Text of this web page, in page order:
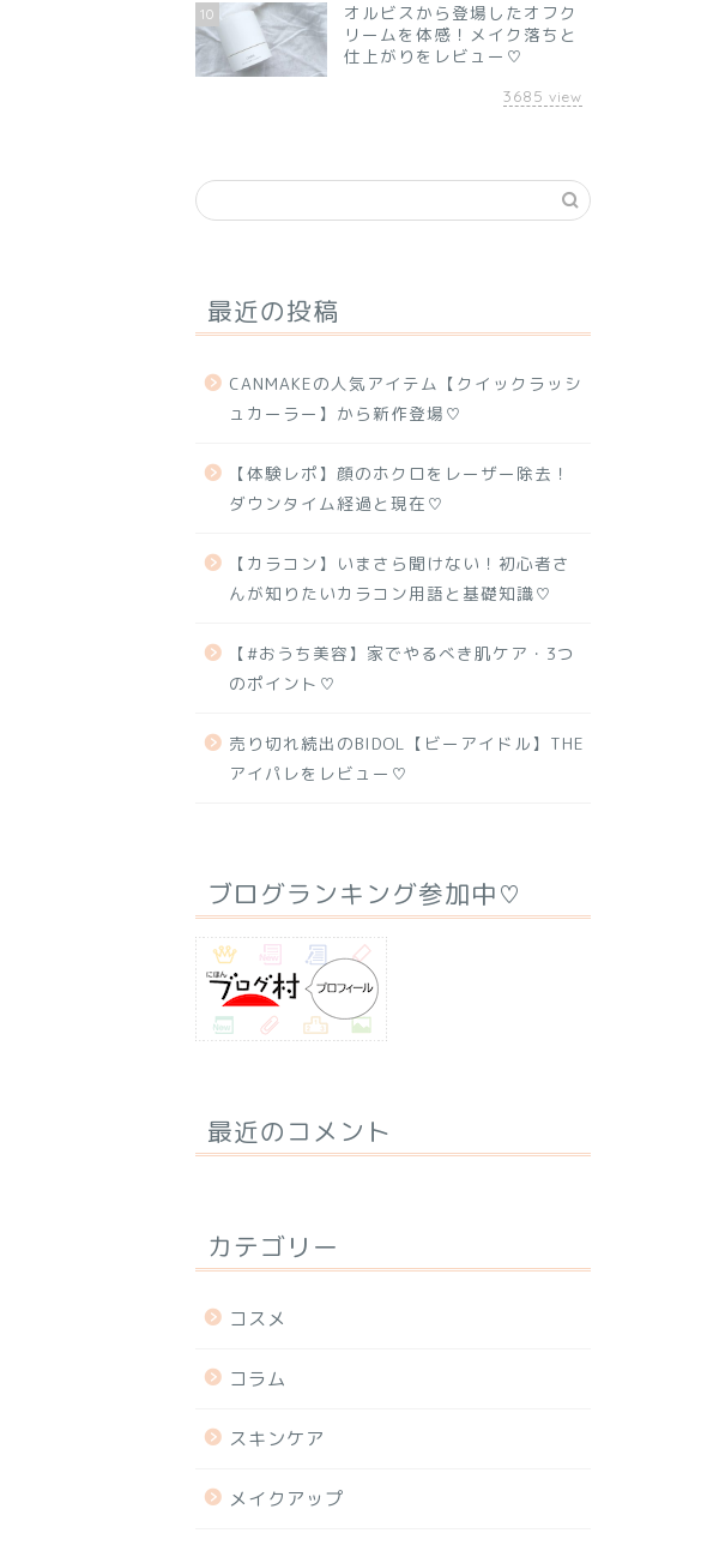
10
オルビスから登場したオフク
リームを体感！メイク落ちと
仕上がりをレビュー♡
3685 view
最近の投稿
CANMAKEの人気アイテム【クイックラッシ
ュカーラー】から新作登場♡
【体験レポ】顔のホクロをレーザー除去！
ダウンタイム経過と現在♡
【カラコン】いまさら聞けない！初心者さ
んが知りたいカラコン用語と基礎知識♡
【#おうち美容】家でやるべき肌ケア・3つ
のポイント♡
売り切れ続出のBIDOL【ビーアイドル】THE
アイパレをレビュー♡
ブログランキング参加中♡
最近のコメント
カテゴリー
コスメ
コラム
スキンケア
メイクアップ